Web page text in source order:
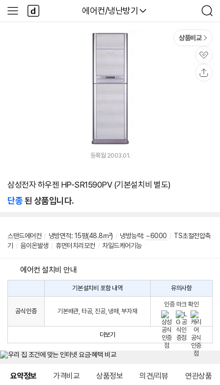
다나와
에어컨/냉난방기
검
색
사
이
다
나
와
상품비교
관
심
등록월 2003.01.
삼성전자 하우젠 HP-SR1590PV (기본설치비 별도)
단종된 상품입니다.
스탠드에어컨 / 냉방면적: 15평(48.8㎡) / 냉방능력: ~6000 / TS초절전압축
기
/ 음이온발생 / 휴먼터치리모컨 / 차일드케어기능
에어컨 설치비 안내
구
시
생
는
컨
설
기본설치비 포함 내역 유의사항
공식인증 기본배관, 타공, 진공, 냉매, 부자재
인증 마크 확인
더보기
요약정보 가격비교 상품정보 의견/리뷰 연관상품